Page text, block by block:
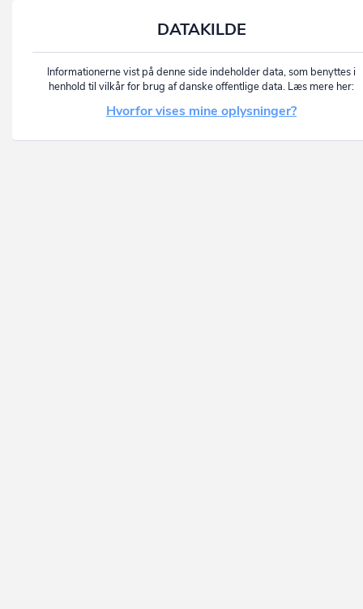
DATAKILDE
Informationerne vist på denne side indeholder data, som benyttes i
henhold til vilkår for brug af danske offentlige data. Læs mere her:
Hvorfor vises mine oplysninger?